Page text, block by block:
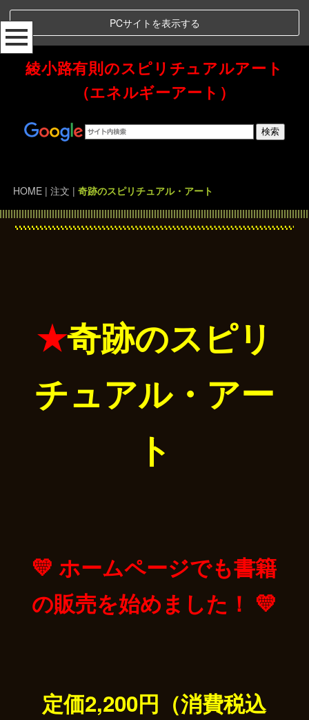
PCサイトを表示する
綾小路有則のスピリチュアルアート
（エネルギーアート）
HOME |注文 |奇跡のスピリチュアル・アート
★奇跡のスピリ
チュアル・アー
ト
💛ホームページでも書籍
の販売を始めました！
💛
定価2,200円（消費税込